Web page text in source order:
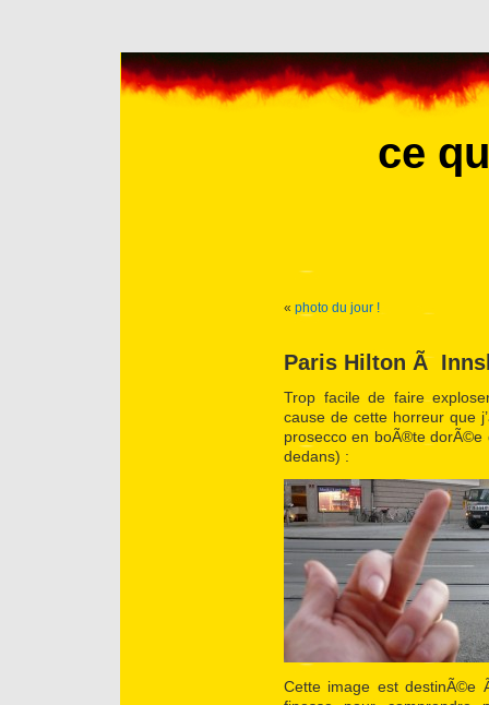
ce
« photo du jour !
Paris Hilton Ã
Trop facile de faire
cause de cette horreur que
prosecco en boÃ®te dorÃ©e
dedans) :
Cette image est